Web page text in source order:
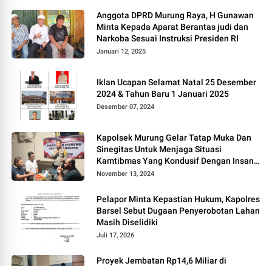
Anggota DPRD Murung Raya, H Gunawan
Minta Kepada Aparat Berantas judi dan
Narkoba Sesuai Instruksi Presiden RI
Januari 12, 2025
Iklan Ucapan Selamat Natal 25 Desember
2024 & Tahun Baru 1 Januari 2025
Desember 07, 2024
Kapolsek Murung Gelar Tatap Muka Dan
Sinegitas Untuk Menjaga Situasi
Kamtibmas Yang Kondusif Dengan Insan
Pers
November 13, 2024
Pelapor Minta Kepastian Hukum, Kapolres
Barsel Sebut Dugaan Penyerobotan Lahan
Masih Diselidiki
Juli 17, 2026
Proyek Jembatan Rp14,6 Miliar di